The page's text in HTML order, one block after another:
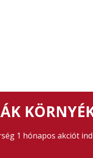
1 hónapos akciót